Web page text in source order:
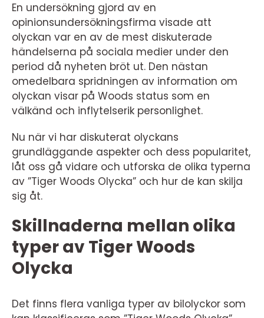
En undersökning gjord av en
opinionsundersökningsfirma visade att
olyckan var en av de mest diskuterade
händelserna på sociala medier under den
period då nyheten bröt ut. Den nästan
omedelbara spridningen av information om
olyckan visar på Woods status som en
välkänd och inflytelserik personlighet.
Nu när vi har diskuterat olyckans
grundläggande aspekter och dess popularitet,
låt oss gå vidare och utforska de olika typerna
av ”Tiger Woods Olycka” och hur de kan skilja
sig åt.
Skillnaderna mellan olika
typer av Tiger Woods
Olycka
Det finns flera vanliga typer av bilolyckor som